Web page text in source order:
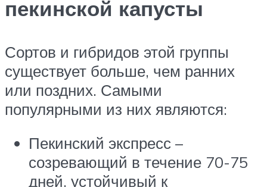
пекинской капусты
Сортов и гибридов этой группы
существует больше, чем ранних
или поздних. Самыми
популярными из них являются:
Пекинский экспресс –
созревающий в течение 70-75
дней, устойчивый к